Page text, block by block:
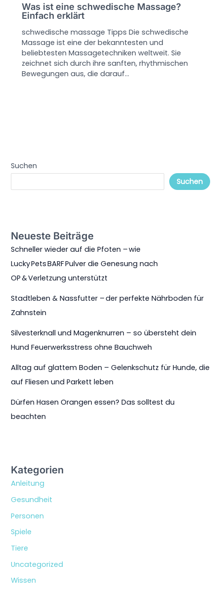
Was ist eine schwedische Massage?
Einfach erklärt
schwedische massage Tipps Die schwedische
Massage ist eine der bekanntesten und
beliebtesten Massagetechniken weltweit. Sie
zeichnet sich durch ihre sanften, rhythmischen
Bewegungen aus, die darauf…
Suchen
Suchen
Neueste Beiträge
Schneller wieder auf die Pfoten – wie
Lucky Pets BARF Pulver die Genesung nach
OP & Verletzung unterstützt
Stadtleben & Nassfutter – der perfekte Nährboden für
Zahnstein
Silvesterknall und Magenknurren – so übersteht dein
Hund Feuerwerksstress ohne Bauchweh
Alltag auf glattem Boden – Gelenkschutz für Hunde, die
auf Fliesen und Parkett leben
Dürfen Hasen Orangen essen? Das solltest du
beachten
Kategorien
Anleitung
Gesundheit
Personen
Spiele
Tiere
Uncategorized
Wissen